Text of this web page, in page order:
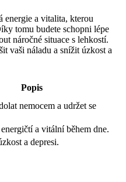
energie a vitalita, kterou
tomu budete schopni lépe
náročné situace s lehkostí.
vaši náladu a snížit úzkost a
Popis
nemocem a udržet se
a vitální během dne.
a depresi.